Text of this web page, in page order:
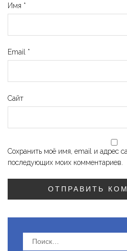
Имя *
Email *
Сайт
Сохранить моё имя, email и адрес
последующих моих комментариев.
Найти: